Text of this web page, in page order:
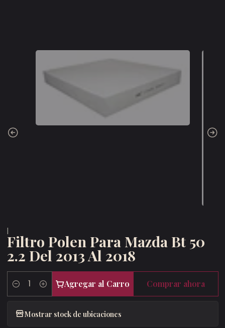
Filtro Polen Para Mazda Bt 50
2.2 Del 2013 Al 2018
Cantidad
Agregar al Carro Comprar ahora
Mostrar stock de ubicaciones